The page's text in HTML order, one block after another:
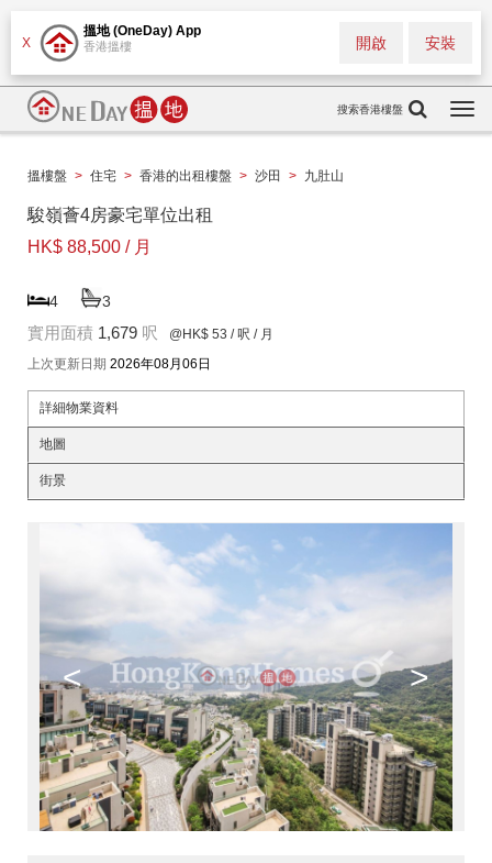
X
搵地 (OneDay) App
香港搵樓 安裝
開啟
搜索香港樓盤
搵樓盤 > 住宅 > 香港的出租樓盤 > 沙田 > 九肚山
駿嶺薈4房豪宅單位出租
HK$ 88,500 / 月
4 3
實用面積 1,679 呎 @HK$ 53 / 呎 / 月
上次更新日期 2026年08月06日
詳細物業資料
地圖
街景
< >